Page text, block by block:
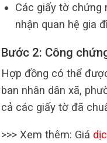
Các giấy tờ chứng
nhận quan hệ gia
Bước 2: Công
Hợp đồng có thể
ban nhân dân xã,
cả các giấy tờ đã
>>> Xem thêm: Giá